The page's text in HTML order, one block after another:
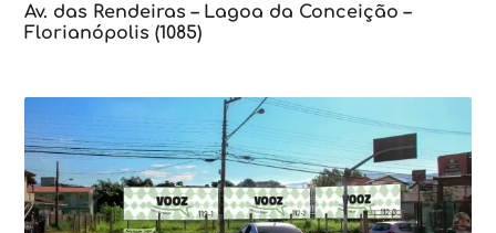
Av. das Rendeiras – Lagoa da Conceição –
Florianópolis (1085)